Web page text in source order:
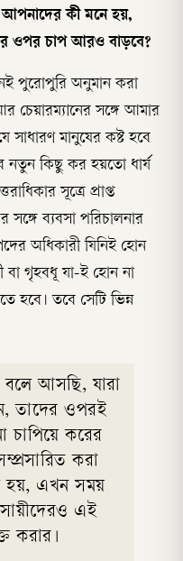
আপনাদের কী মনে হয়,
ওপর চাপ আরও বাড়বে?
পুরোপুরি অনুমান করা
সঙ্গে আমার
সাধারণ মানুষের কষ্ট হবে
নতুন কিছু কর হয়তো ধার্য
সূত্রে প্রাপ্ত
ব্যবসা পরিচালনার
অধিকারী যিনিই হোন
বা গৃহবধূ যা-ই হোন না
তবে সেটি ভিন্ন
বলে আসছি, যারা
তাদের ওপরই
চাপিয়ে করের
করা
হয়, এখন সময়
এই
করার।